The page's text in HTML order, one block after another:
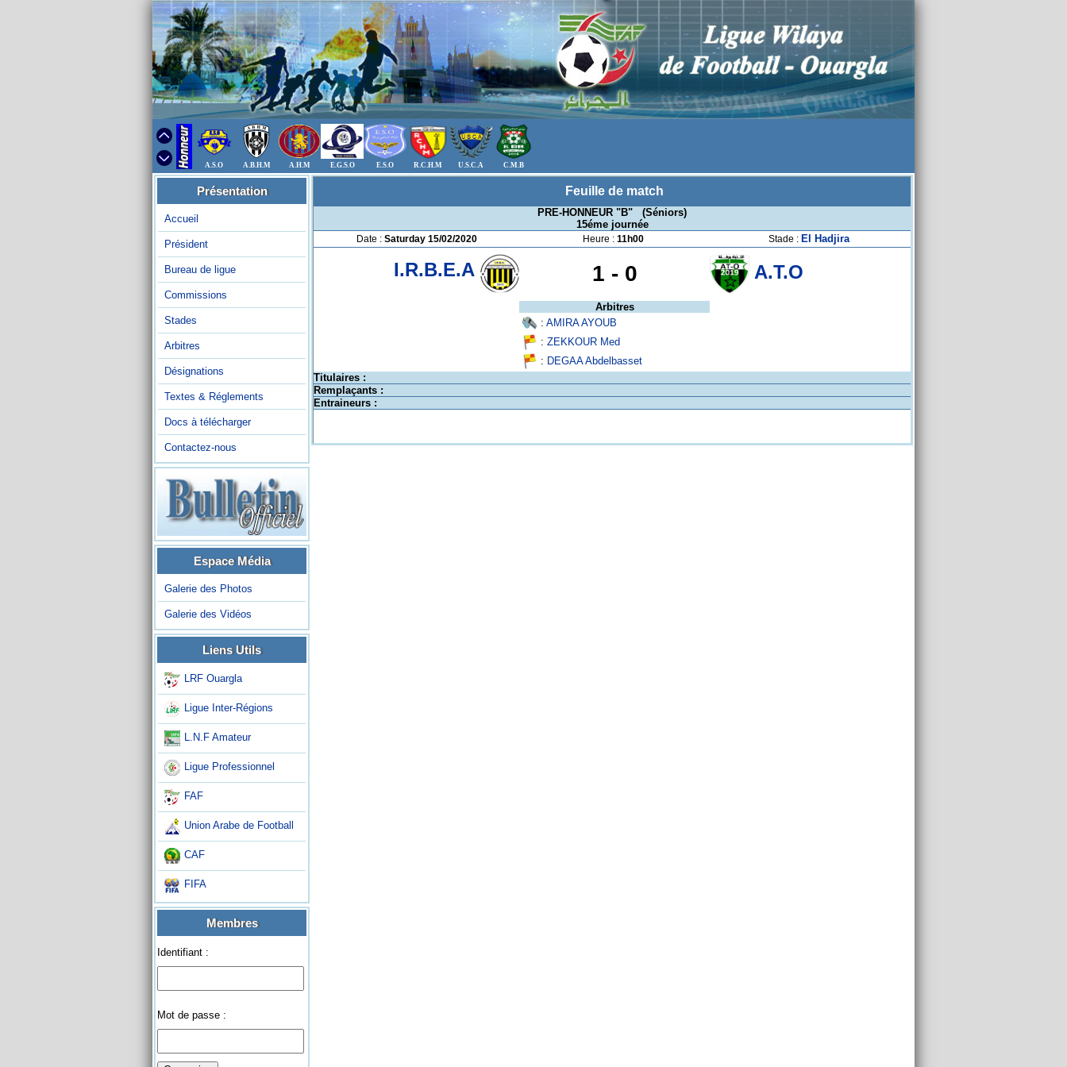
A.S.O A.B.H.M A.H.M E.G.S.O E.S.O R.C.H.M U.S.C.A C.M.B
Présentation
Accueil
Président
Bureau de ligue
Commissions
Stades
Arbitres
Désignations
Textes & Réglements
Docs à télécharger
Contactez-nous
Espace Média
Galerie des Photos
Galerie des Vidéos
Liens Utils
LRF Ouargla
Ligue Inter-Régions
L.N.F Amateur
Ligue Professionnel
FAF
Union Arabe de Football
CAF
FIFA
Membres
Identifiant :
Mot de passe :
Feuille de match
PRE-HONNEUR "B" (Séniors)
15éme journée
Date : Saturday 15/02/2020 Heure : 11h00 Stade : El Hadjira
I.R.B.E.A 1 -0 A.T.O
Arbitres
: AMIRA AYOUB
: ZEKKOUR Med
: DEGAA Abdelbasset
Titulaires :
Remplaçants :
Entraineurs :